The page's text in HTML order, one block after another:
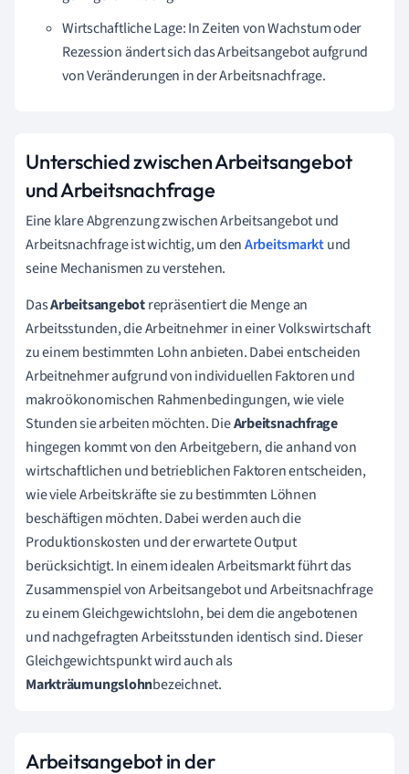
Wirtschaftliche Lage: In Zeiten von Wachstum oder
Rezession ändert sich das Arbeitsangebot aufgrund
von Veränderungen in der Arbeitsnachfrage.
Unterschied zwischen Arbeitsangebot
und Arbeitsnachfrage
Eine klare Abgrenzung zwischen Arbeitsangebot und
Arbeitsnachfrage ist wichtig, um denArbeitsmarktund
seine Mechanismen zu verstehen.
DasArbeitsangebotrepräsentiert die Menge an
Arbeitsstunden, die Arbeitnehmer in einer Volkswirtschaft
zu einem bestimmten Lohn anbieten. Dabei entscheiden
Arbeitnehmer aufgrund von individuellen Faktoren und
makroökonomischen Rahmenbedingungen, wie viele
Stunden sie arbeiten möchten. DieArbeitsnachfrage
hingegen kommt von den Arbeitgebern, die anhand von
wirtschaftlichen und betrieblichen Faktoren entscheiden,
wie viele Arbeitskräfte sie zu bestimmten Löhnen
beschäftigen möchten. Dabei werden auch die
Produktionskosten und der erwartete Output
berücksichtigt. In einem idealen Arbeitsmarkt führt das
Zusammenspiel von Arbeitsangebot und Arbeitsnachfrage
zu einem Gleichgewichtslohn, bei dem die angebotenen
und nachgefragten Arbeitsstunden identisch sind. Dieser
Gleichgewichtspunkt wird auch als
Markträumungslohnbezeichnet.
Arbeitsangebot in der